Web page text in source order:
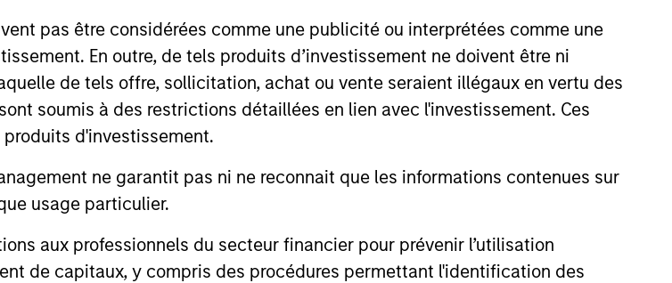
pas être considérées comme une publicité ou interprétées comme une
En outre, de tels produits d’investissement ne doivent être ni
de tels offre, sollicitation, achat ou vente seraient illégaux en vertu des
soumis à des restrictions détaillées en lien avec l'investissement. Ces
d'investissement.
ne garantit pas ni ne reconnait que les informations contenues sur
usage particulier.
aux professionnels du secteur financier pour prévenir l’utilisation
de capitaux, y compris des procédures permettant l'identification des
lagged in recent
suggests durable
fundamentals
to create long-term
Overview of the current landscape across
equity markets.